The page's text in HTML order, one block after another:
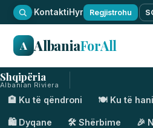
·KontaktiHyr Regjistrohu
A AlbaniaForAll
Shqipëria
Albanian Riviera
🏨 Ku të qëndroni 🍽️ Ku të hani
🛍️ Dyqane 🛠️ Shërbime 🎉